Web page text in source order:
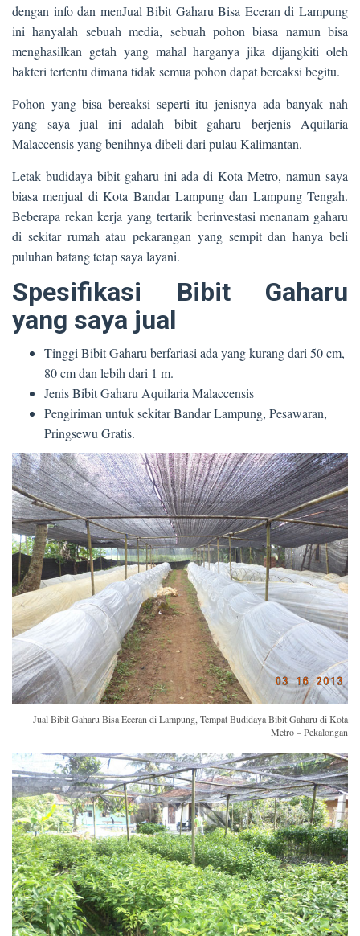
dengan info dan menJual Bibit Gaharu Bisa Eceran di Lampung
ini hanyalah sebuah media, sebuah pohon biasa namun bisa
menghasilkan getah yang mahal harganya jika dijangkiti oleh
bakteri tertentu dimana tidak semua pohon dapat bereaksi begitu.
Pohon yang bisa bereaksi seperti itu jenisnya ada banyak nah
yang saya jual ini adalah bibit gaharu berjenis Aquilaria
Malaccensis yang benihnya dibeli dari pulau Kalimantan.
Letak budidaya bibit gaharu ini ada di Kota Metro, namun saya
biasa menjual di Kota Bandar Lampung dan Lampung Tengah.
Beberapa rekan kerja yang tertarik berinvestasi menanam gaharu
di sekitar rumah atau pekarangan yang sempit dan hanya beli
puluhan batang tetap saya layani.
Spesifikasi Bibit Gaharu
yang saya jual
Tinggi Bibit Gaharu berfariasi ada yang kurang dari 50 cm,
80 cm dan lebih dari 1 m.
Jenis Bibit Gaharu Aquilaria Malaccensis
Pengiriman untuk sekitar Bandar Lampung, Pesawaran,
Pringsewu Gratis.
Jual Bibit Gaharu Bisa Eceran di Lampung, Tempat Budidaya Bibit Gaharu di Kota
Metro – Pekalongan